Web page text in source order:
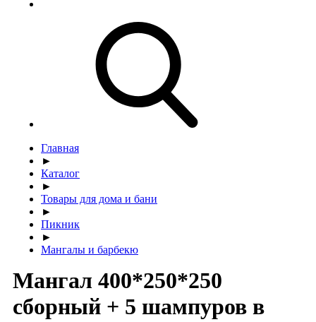
Главная
►
Каталог
►
Товары для дома и бани
►
Пикник
►
Мангалы и барбекю
Мангал 400*250*250
сборный + 5 шампуров в